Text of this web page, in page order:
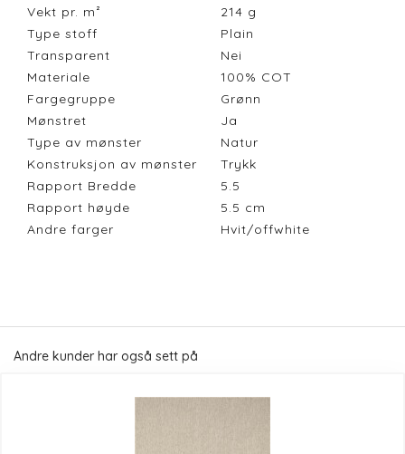
Vekt pr. m²
214 g
Type stoff
Plain
Transparent
Nei
Materiale
100% COT
Fargegruppe
Grønn
Mønstret
Ja
Type av mønster
Natur
Konstruksjon av mønster
Trykk
Rapport Bredde
5.5
Rapport høyde
5.5 cm
Andre farger
Hvit/offwhite
Andre kunder har også sett på